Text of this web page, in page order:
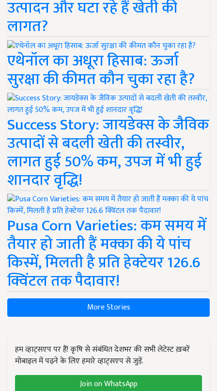
उत्पादन और घटा रहे हैं खेती की
लागत?
एथेनॉल का अधूरा हिसाब: ऊर्जा
सुरक्षा की कीमत कौन चुका रहा है?
Success Story: जायडेक्स के जैविक
उत्पादों से बदली खेती की तस्वीर,
लागत हुई 50% कम, उपज में भी हुई
शानदार वृद्धि!
Pusa Corn Varieties: कम समय में
तैयार हो जाती हैं मक्का की ये पांच
किस्में, मिलती है प्रति हेक्टेयर 126.6
क्विंटल तक पैदावार!
More Stories
हम व्हाट्सएप पर हैं! कृषि से संबंधित देशभर की सभी लेटेस्ट ख़बरें
मोबाइल में पढ़ने के लिए हमारे व्हाट्सएप से जुड़ें.
Join on WhatsApp